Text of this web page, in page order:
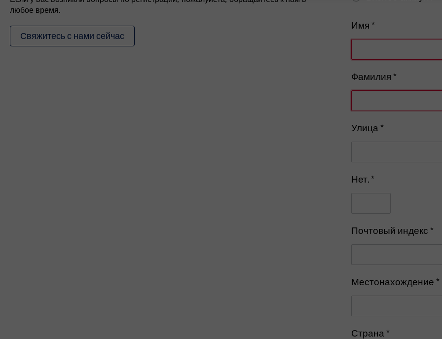
любое время.
Свяжитесь с нами сейчас
Имя *
Фамилия *
Улица *
Нет. *
Почтовый индекс *
Местонахождение *
Страна *